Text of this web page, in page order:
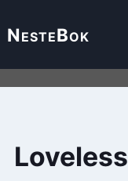
NesteBok
Loveless